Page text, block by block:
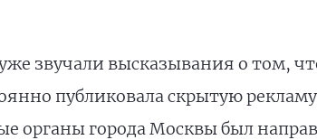
звучали высказывания о том,
публиковала скрытую рекламу
органы города Москвы был